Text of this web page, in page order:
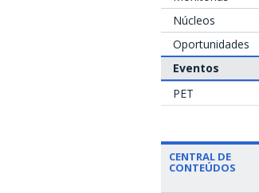
Núcleos
Oportunidades
Eventos
PET
CENTRAL DE
CONTEÚDOS